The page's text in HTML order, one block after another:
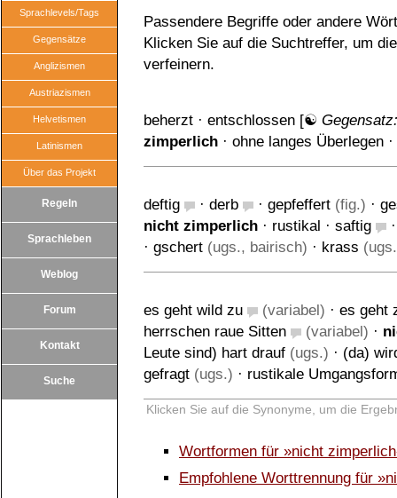
Sprachlevels/Tags
Gegensätze
Anglizismen
Austriazismen
Helvetismen
Latinismen
Über das Projekt
Regeln
Sprachleben
Weblog
Forum
Kontakt
Suche
Passendere Begriffe oder andere
Klicken Sie auf die Suchtreffer, um
verfeinern.
beherzt · entschlossen [☯
zimperlich · ohne langes Überlegen ·
deftig · derb · gepfeffert (fig.) ·
nicht zimperlich · rustikal · saftig
· gschert (ugs., bairisch) · krass
es geht wild zu (variabel) · es geht
herrschen raue Sitten
(variabel) ·
Leute sind) hart drauf (ugs.) · (da)
gefragt (ugs.) · rustikale
Klicken Sie auf die Synonyme, um die
Wortformen für »nicht
Empfohlene Worttrennung für